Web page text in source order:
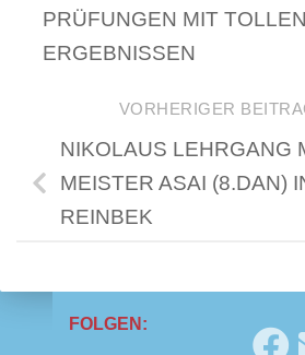
PRÜFUNGEN MIT TOLLEN
ERGEBNISSEN
VORHERIGER
NIKOLAUS LEHRGANG
MEISTER ASAI (8.DAN)
REINBEK
FOLGEN: